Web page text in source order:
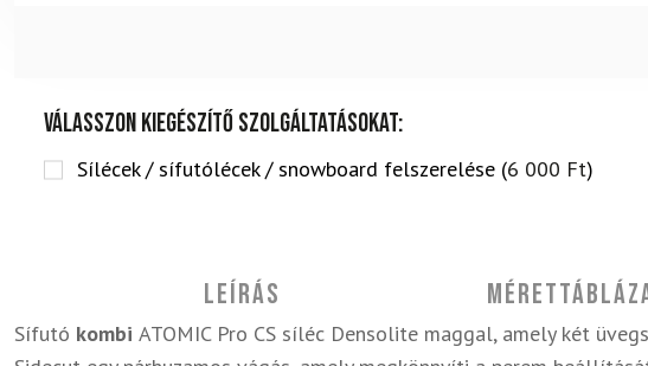
Válasszon kiegészítő szolgáltatásokat:
Sílécek / sífutólécek / snowboard felszerelése (6 000 Ft)
Leírás
Sífutó kombi ATOMIC Pro CS síléc Densolite maggal, amely két